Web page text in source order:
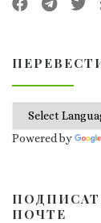
Powered by
ПОЧТЕ